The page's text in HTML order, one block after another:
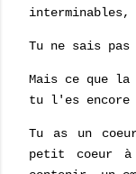
interminables,
Tu ne sais
Mais ce que
tu l'es
Tu as un
petit coeur